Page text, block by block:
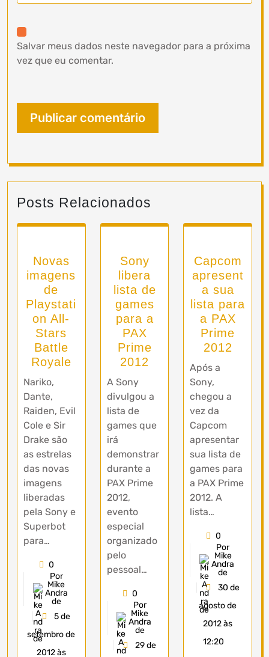
Salvar meus dados neste navegador para a próxima
vez que eu comentar.
Posts Relacionados
Novas
imagens
de
Playstati
on All-
Stars
Battle
Royale
Nariko,
Dante,
Raiden, Evil
Cole e Sir
Drake são
as estrelas
das novas
imagens
liberadas
pela Sony e
Superbot
para…
0
Por
Mike
Andra
de
5 de
setembro de
2012 às
Sony
libera
lista de
games
para a
PAX
Prime
2012
A Sony
divulgou a
lista de
games que
irá
demonstrar
durante a
PAX Prime
2012,
evento
especial
organizado
pelo
pessoal…
0
Por
Mike
Andra
de
29 de
Capcom
apresent
a sua
lista para
a PAX
Prime
2012
Após a
Sony,
chegou a
vez da
Capcom
apresentar
sua lista de
games para
a PAX Prime
2012. A
lista…
0
Por
Mike
Andra
de
30 de
agosto de
2012 às
12:20